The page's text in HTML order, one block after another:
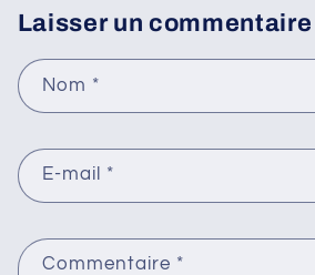
Laisser un commentaire
Nom *
E-mail *
Commentaire *